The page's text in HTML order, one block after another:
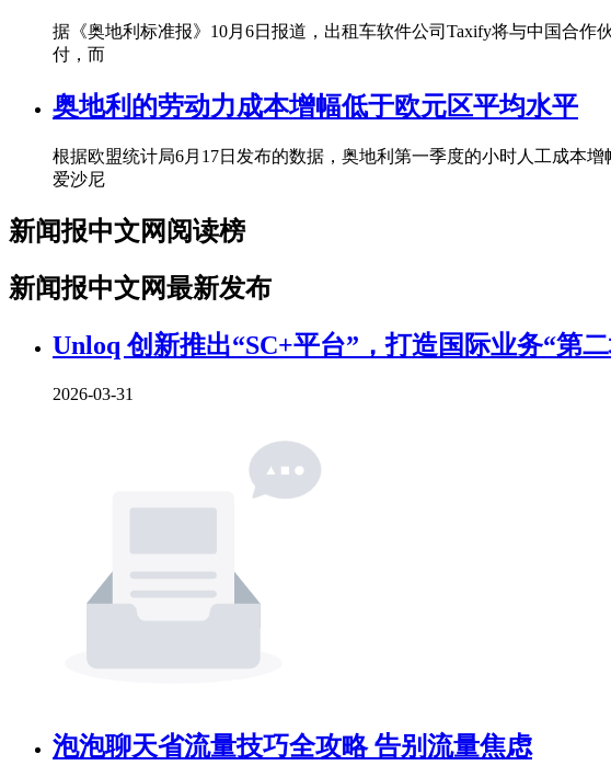
据《奥地利标准报》10月6日报道，出租车软件公司Taxify将与中国合
付，而
奥地利的劳动力成本增幅低于欧元区平均水平
根据欧盟统计局6月17日发布的数据，奥地利第一季度的小时人工成本
爱沙尼
新闻报中文网阅读榜
新闻报中文网最新发布
Unloq 创新推出“SC+平台”，打造国际业务“第
2026-03-31
泡泡聊天省流量技巧全攻略 告别流量焦虑